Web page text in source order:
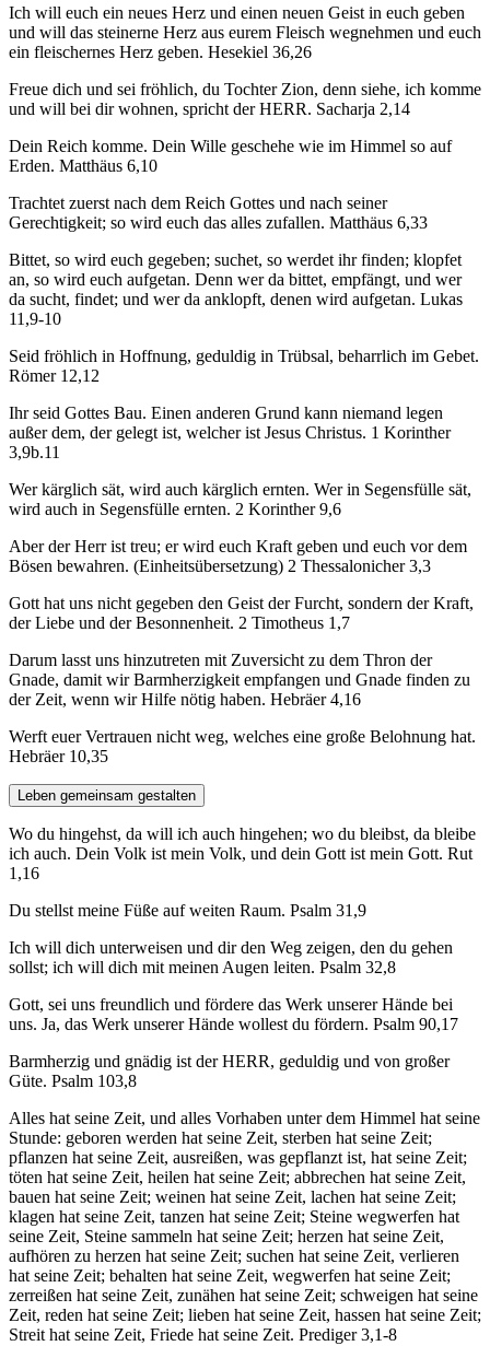
Ich will euch ein neues Herz und einen neuen Geist in euch geben
und will das steinerne Herz aus eurem Fleisch wegnehmen und euch
ein fleischernes Herz geben. Hesekiel 36,26
Freue dich und sei fröhlich, du Tochter Zion, denn siehe, ich komme
und will bei dir wohnen, spricht der HERR. Sacharja 2,14
Dein Reich komme. Dein Wille geschehe wie im Himmel so auf
Erden. Matthäus 6,10
Trachtet zuerst nach dem Reich Gottes und nach seiner
Gerechtigkeit; so wird euch das alles zufallen. Matthäus 6,33
Bittet, so wird euch gegeben; suchet, so werdet ihr finden; klopfet
an, so wird euch aufgetan. Denn wer da bittet, empfängt, und wer
da sucht, findet; und wer da anklopft, denen wird aufgetan. Lukas
11,9-10
Seid fröhlich in Hoffnung, geduldig in Trübsal, beharrlich im Gebet.
Römer 12,12
Ihr seid Gottes Bau. Einen anderen Grund kann niemand legen
außer dem, der gelegt ist, welcher ist Jesus Christus. 1 Korinther
3,9b.11
Wer kärglich sät, wird auch kärglich ernten. Wer in Segensfülle sät,
wird auch in Segensfülle ernten. 2 Korinther 9,6
Aber der Herr ist treu; er wird euch Kraft geben und euch vor dem
Bösen bewahren. (Einheitsübersetzung) 2 Thessalonicher 3,3
Gott hat uns nicht gegeben den Geist der Furcht, sondern der Kraft,
der Liebe und der Besonnenheit. 2 Timotheus 1,7
Darum lasst uns hinzutreten mit Zuversicht zu dem Thron der
Gnade, damit wir Barmherzigkeit empfangen und Gnade finden zu
der Zeit, wenn wir Hilfe nötig haben. Hebräer 4,16
Werft euer Vertrauen nicht weg, welches eine große Belohnung hat.
Hebräer 10,35
Leben gemeinsam gestalten
Wo du hingehst, da will ich auch hingehen; wo du bleibst, da bleibe
ich auch. Dein Volk ist mein Volk, und dein Gott ist mein Gott. Rut
1,16
Du stellst meine Füße auf weiten Raum. Psalm 31,9
Ich will dich unterweisen und dir den Weg zeigen, den du gehen
sollst; ich will dich mit meinen Augen leiten. Psalm 32,8
Gott, sei uns freundlich und fördere das Werk unserer Hände bei
uns. Ja, das Werk unserer Hände wollest du fördern. Psalm 90,17
Barmherzig und gnädig ist der HERR, geduldig und von großer
Güte. Psalm 103,8
Alles hat seine Zeit, und alles Vorhaben unter dem Himmel hat seine
Stunde: geboren werden hat seine Zeit, sterben hat seine Zeit;
pflanzen hat seine Zeit, ausreißen, was gepflanzt ist, hat seine Zeit;
töten hat seine Zeit, heilen hat seine Zeit; abbrechen hat seine Zeit,
bauen hat seine Zeit; weinen hat seine Zeit, lachen hat seine Zeit;
klagen hat seine Zeit, tanzen hat seine Zeit; Steine wegwerfen hat
seine Zeit, Steine sammeln hat seine Zeit; herzen hat seine Zeit,
aufhören zu herzen hat seine Zeit; suchen hat seine Zeit, verlieren
hat seine Zeit; behalten hat seine Zeit, wegwerfen hat seine Zeit;
zerreißen hat seine Zeit, zunähen hat seine Zeit; schweigen hat seine
Zeit, reden hat seine Zeit; lieben hat seine Zeit, hassen hat seine Zeit;
Streit hat seine Zeit, Friede hat seine Zeit. Prediger 3,1-8